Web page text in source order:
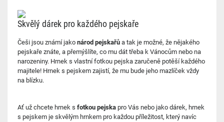
Skvělý dárek pro každého pejskaře
Češi jsou známí jako národ pejskařů a tak je možné, že nějakého
pejskaře znáte, a přemýšlíte, co mu dát třeba k Vánocům nebo na
narozeniny. Hrnek s vlastní fotkou pejska zaručeně potěší každého
majitele! Hrnek s pejskem zajistí, že mu bude jeho mazlíček vždy
na blízku.
Ať už chcete hrnek s fotkou pejska pro Vás nebo jako dárek, hrnek
s pejskem je skvělým hrnkem pro každou příležitost, který navíc